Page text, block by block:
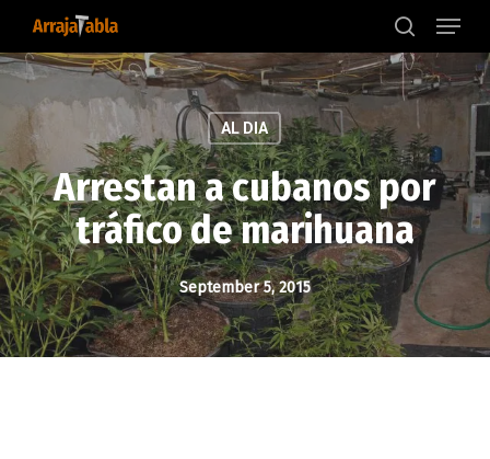
main
content
search
Menu
AL DIA
Arrestan a cubanos por
tráfico de marihuana
September 5, 2015